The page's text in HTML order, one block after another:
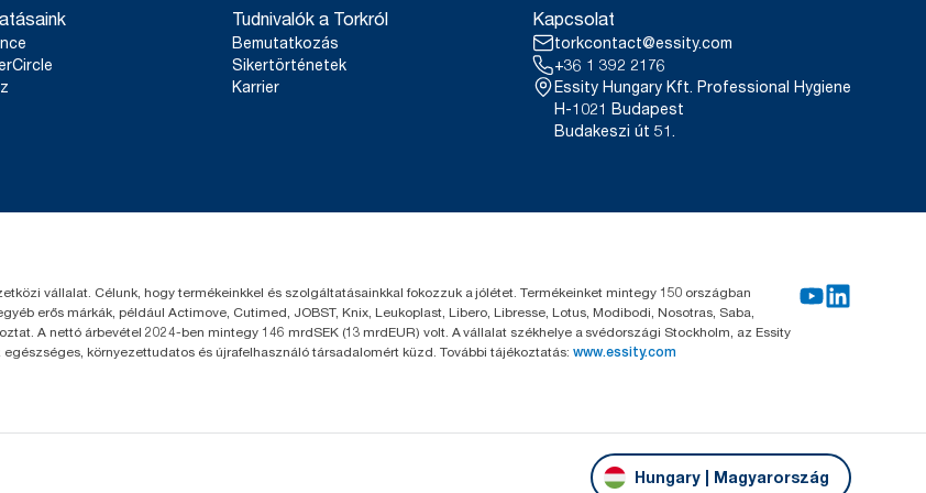
***Csak néhány európai országban érhető el.
**Átlagosan, az összes Tork Matic® (H1) töltőanyag karbonlábnyomának átlagához képest
mielőtt megkezdtük a papírgyártási műveleteinkhez szükséges megújuló villamos energia
beszerzését, amelyet származási garanciákkal igazolunk és egyeztetünk. Az így elért
karbonlábnyom-csökkenést egy külső fél által felülvizsgált, a gyártósortól az üzletbe kerülésig
tartó életciklus-elemzésben számszerűsítették.
Tudnivalók a Torkról
Bemutatkozás
Sikertörténetek
Karrier
Kapcsolat
torkcontact@essity.com
+36 1 392 2176
Essity Hungary Kft. Professional Hygiene
H-1021 Budapest
Budakeszi út 51.
vállalat. Célunk, hogy termékeinkkel és szolgáltatásainkkal fokozzuk a jólétet. Termékeinket mintegy 150 országban
erős márkák, például Actimove, Cutimed, JOBST, Knix, Leukoplast, Libero, Libresse, Lotus, Modibodi, Nosotras, Saba,
A nettó árbevétel 2024-ben mintegy 146 mrdSEK (13 mrdEUR) volt. A vállalat székhelye a svédországi Stockholm, az Essity
környezettudatos és újrafelhasználó társadalomért küzd. További tájékoztatás: www.essity.com
Hungary | Magyarország